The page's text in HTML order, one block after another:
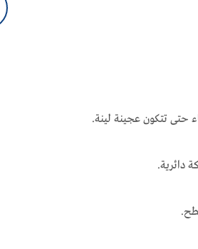
حتى تتكون عجينة لينة.
دائرية.